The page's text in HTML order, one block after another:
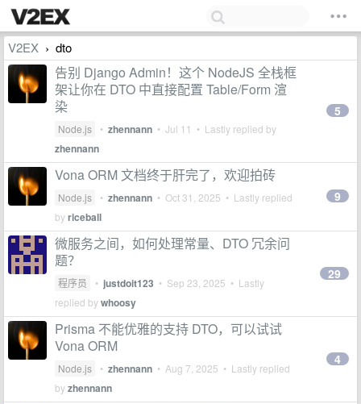
V2EX › dto
告别 Django Admin！这个 NodeJS 全栈框
架让你在 DTO 中直接配置 Table/Form 渲
染
Node.js • zhennann • Jul 11 • Lastly replied by
zhennann
5
Vona ORM 文档终于肝完了，欢迎拍砖
Node.js • zhennann • Oct 31, 2025 • Lastly replied
byriceball
9
微服务之间，如何处理常量、DTO 冗余问
题？
程序员 • justdoit123 • Sep 23, 2025 • Lastly
replied bywhoosy
29
Prisma 不能优雅的支持 DTO，可以试试
Vona ORM
Node.js • zhennann • Aug 7, 2025 • Lastly replied
byzhennann
4